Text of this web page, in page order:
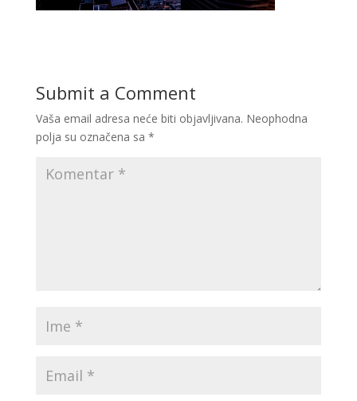
Submit a Comment
Vaša email adresa neće biti objavljivana. Neophodna
polja su označena sa *